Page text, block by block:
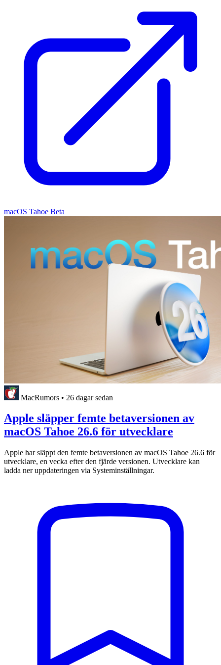
macOS Tahoe Beta
MacRumors • 26 dagar sedan
Apple släpper femte betaversionen av
macOS Tahoe 26.6 för utvecklare
Apple har släppt den femte betaversionen av macOS Tahoe 26.6 för
utvecklare, en vecka efter den fjärde versionen. Utvecklare kan
ladda ner uppdateringen via Systeminställningar.